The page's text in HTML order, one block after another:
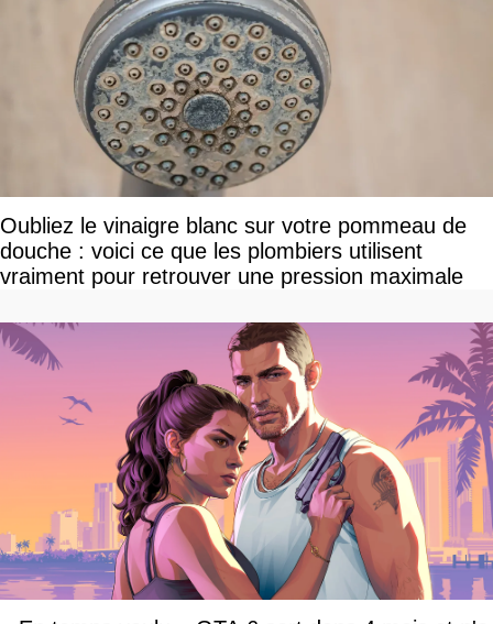
Oubliez le vinaigre blanc sur votre pommeau de
douche : voici ce que les plombiers utilisent
vraiment pour retrouver une pression maximale